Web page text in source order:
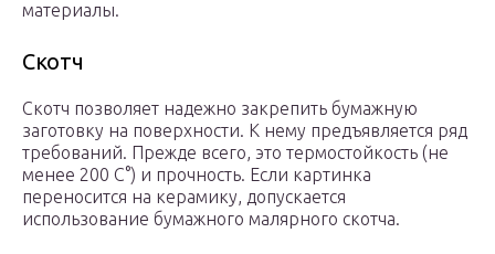
материалы.
Скотч
Скотч позволяет надежно закрепить бумажную
заготовку на поверхности. К нему предъявляется ряд
требований. Прежде всего, это термостойкость (не
менее 200 С°) и прочность. Если картинка
переносится на керамику, допускается
использование бумажного малярного скотча.